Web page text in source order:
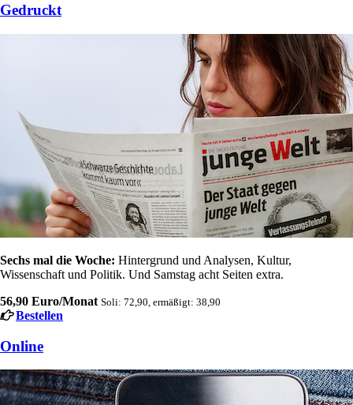
Gedruckt
Sechs mal die Woche: Hintergrund und Analysen, Kultur,
Wissenschaft und Politik. Und Samstag acht Seiten extra.
56,90 Euro/Monat Soli: 72,90, ermäßigt: 38,90
Bestellen
Online